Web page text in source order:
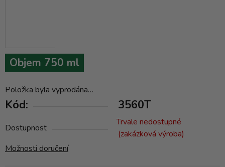
Objem 750 ml
Položka byla vyprodána…
Kód: 3560T
Dostupnost
Trvale nedostupné
(zakázková výroba)
Možnosti doručení